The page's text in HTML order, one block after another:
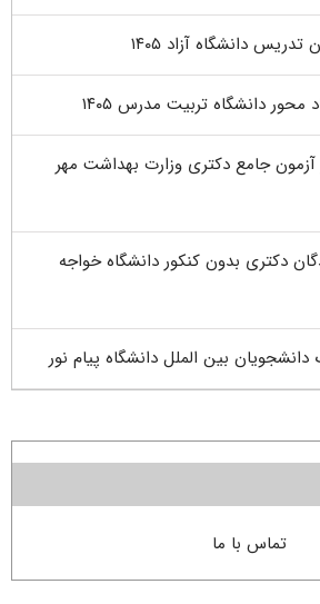
دانشگاه آزاد ۱۴۰۵
محور دانشگاه تربیت مدرس ۱۴۰۵
آزمون جامع دکتری وزارت بهداشت مهر
دکتری بدون کنکور دانشگاه خواجه
بین الملل دانشگاه پیام نور
تماس با ما